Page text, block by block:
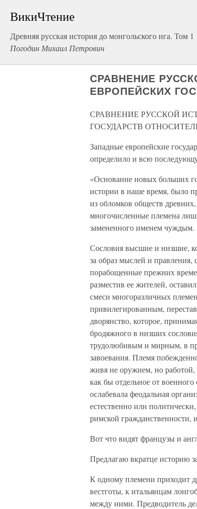
ВикиЧтение
Древняя русская история до монгольского ига. Том 1
Погодин Михаил Петрович
СРАВНЕНИЕ
ЕВРОПЕЙСКИХ
СРАВНЕНИЕ РУССКОЙ
ГОСУДАРСТВ
Западные европейские
определило и всю
«Основание новых больших
истории в наше время, было
из обломков обществ
многочисленные племена
замененного именем чуждым.
Сословия высшие и низшие,
за образ мыслей и правления,
порабощенные прежних
разместив ее жителей,
смеси многоразличных
привилегированным,
дворянство, которое,
бродяжного в низших
трудолюбивым и мирным, в
завоевания. Племя
живя не оружием, но работой,
как бы отдельное от военного
ослабевала феодальная
естественно или
римской
Вот что видят французы и
Предлагаю вкратце историю
К одному племени приходит
вестготы, к итальянцам
между ними. Предводитель